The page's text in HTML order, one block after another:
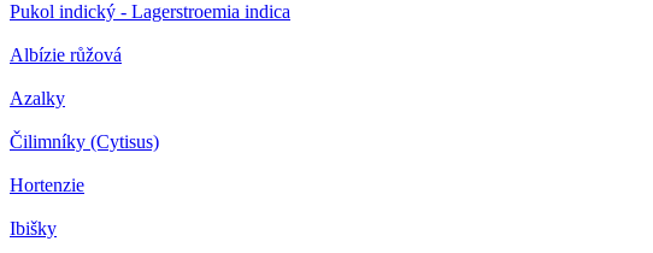
Pukol indický - Lagerstroemia indica
Albízie růžová
Azalky
Čilimníky (Cytisus)
Hortenzie
Ibišky